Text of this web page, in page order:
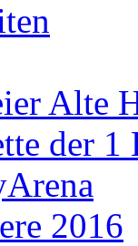
Alte
der 1
2016